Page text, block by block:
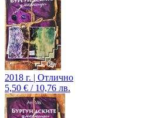
2018 г. | Отлично
5,50 € / 10,76 лв.